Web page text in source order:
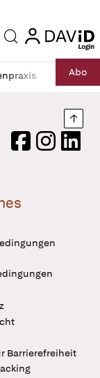
Suche login
RechtAbo
FacebookInstagram
Barrierefreiheit